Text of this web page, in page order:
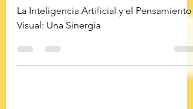
Sinergia
La Inteligencia Artificial y el Pensamiento
Visual: Una Sinergia